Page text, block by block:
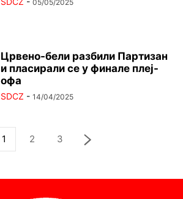
05/05/2025
Црвено-бели разбили Партизан
и пласирали се у финале плеј-
офа
SDCZ - 14/04/2025
1 2 3